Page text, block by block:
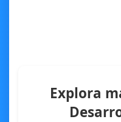
Explora